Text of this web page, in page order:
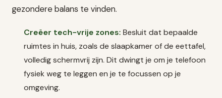
gezondere balans te vinden.
Creëer tech-vrije zones: Besluit dat bepaalde
ruimtes in huis, zoals de slaapkamer of de eettafel,
volledig schermvrij zijn. Dit dwingt je om je telefoon
fysiek weg te leggen en je te focussen op je
omgeving.